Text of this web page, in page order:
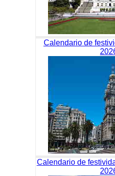
Calendario de
Calendario de